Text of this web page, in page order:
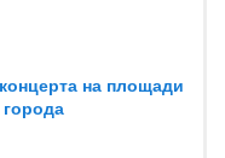
на площади